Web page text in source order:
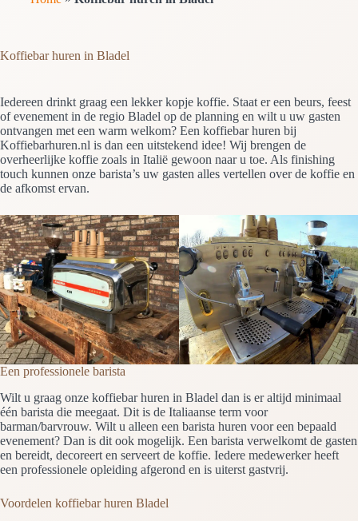
Koffiebar huren in Bladel
Iedereen drinkt graag een lekker kopje koffie. Staat er een beurs, feest
of evenement in de regio Bladel op de planning en wilt u uw gasten
ontvangen met een warm welkom? Een koffiebar huren bij
Koffiebarhuren.nl is dan een uitstekend idee! Wij brengen de
overheerlijke koffie zoals in Italië gewoon naar u toe. Als finishing
touch kunnen onze barista’s uw gasten alles vertellen over de koffie en
de afkomst ervan.
Een professionele barista
Wilt u graag onze koffiebar huren in Bladel dan is er altijd minimaal
één barista die meegaat. Dit is de Italiaanse term voor
barman/barvrouw. Wilt u alleen een barista huren voor een bepaald
evenement? Dan is dit ook mogelijk. Een barista verwelkomt de gasten
en bereidt, decoreert en serveert de koffie. Iedere medewerker heeft
een professionele opleiding afgerond en is uiterst gastvrij.
Voordelen koffiebar huren Bladel